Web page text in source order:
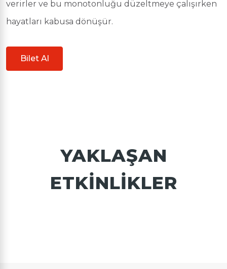
verirler ve bu monotonluğu düzeltmeye çalışırken
hayatları kabusa dönüşür.
Bilet Al
YAKLAŞAN
ETKINLIKLER